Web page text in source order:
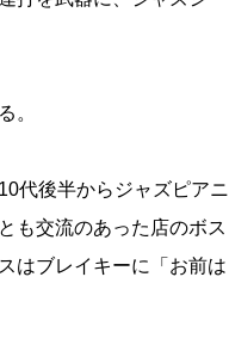
。
代後半からジャズピアニ
も交流のあった店のボス
はブレイキーに「お前は